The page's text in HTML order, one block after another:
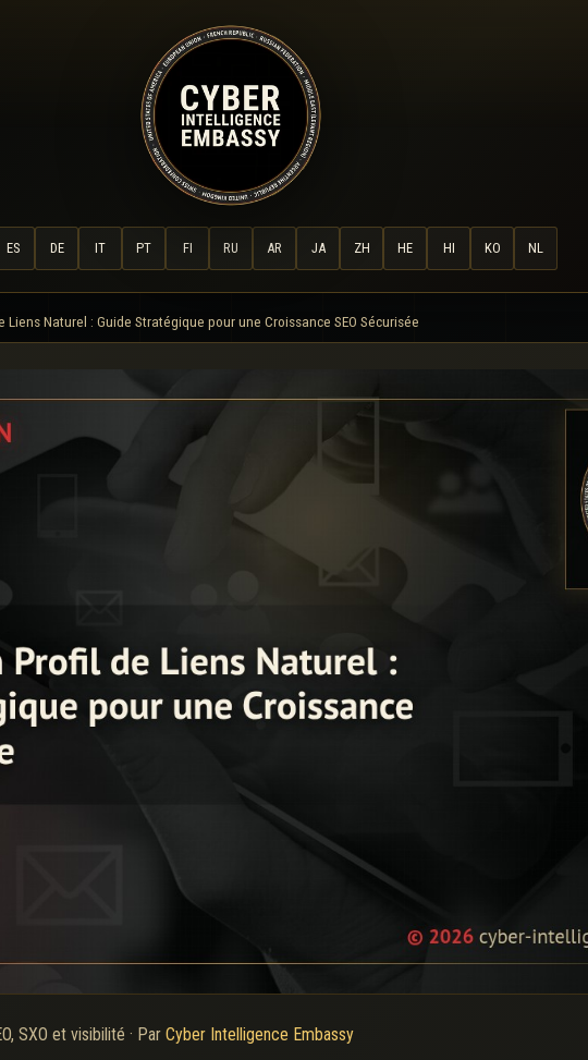
ES DE IT PT FI RU AR JA ZH HE HI KO NL
Liens Naturel : Guide Stratégique pour une Croissance SEO Sécurisée
SXO et visibilité · Par Cyber Intelligence Embassy